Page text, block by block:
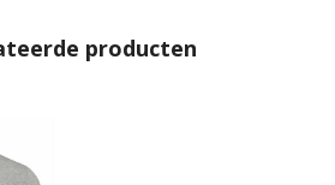
producten